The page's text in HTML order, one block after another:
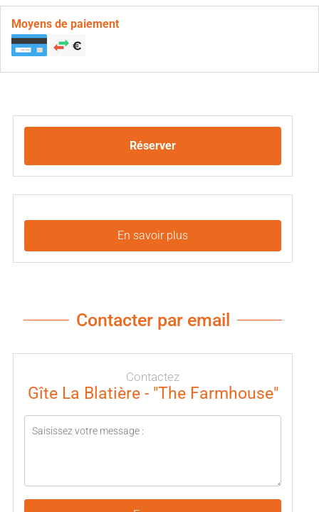
Moyens de paiement
Réserver
En savoir plus
Contacter par email
Contactez
Gîte La Blatière - "The Farmhouse"